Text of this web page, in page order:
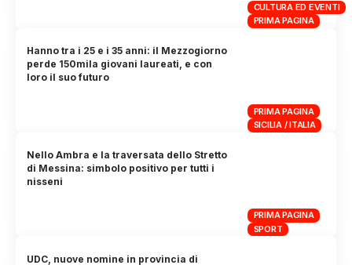
CULTURA ED EVENTI
PRIMA PAGINA
PRIMA PAGINA
SICILIA / ITALIA
Hanno tra i 25 e i 35 anni: il Mezzogiorno
perde 150mila giovani laureati, e con
loro il suo futuro
PRIMA PAGINA
SPORT
Nello Ambra e la traversata dello Stretto
di Messina: simbolo positivo per tutti i
nisseni
UDC, nuove nomine in provincia di